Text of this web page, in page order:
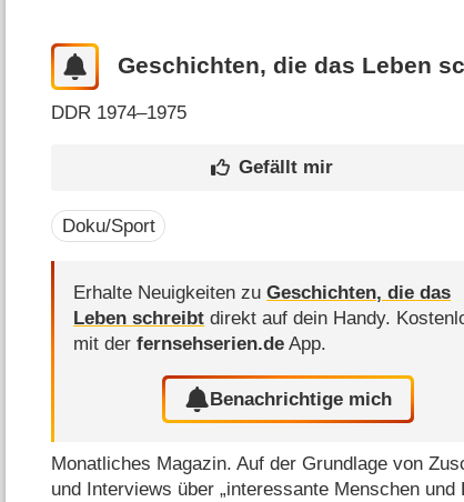
Geschichten, die das Leben
DDR 1974–1975
Doku/Sport
Erhalte Neuigkeiten zuGeschichten, die das
Leben schreibt direkt auf dein Handy.
mit derfernsehserien.de App.
Benachrichtige mich
Monatliches Magazin. Auf der Grundlage von
und Interviews über „interessante Menschen